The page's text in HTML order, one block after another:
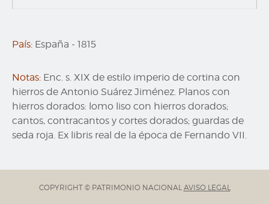
País: España - 1815
Notas: Enc. s. XIX de estilo imperio de cortina con
hierros de Antonio Suárez Jiménez. Planos con
hierros dorados: lomo liso con hierros dorados;
cantos, contracantos y cortes dorados; guardas de
seda roja. Ex libris real de la época de Fernando VII.
COPYRIGHT © PATRIMONIO NACIONAL AVISO LEGAL